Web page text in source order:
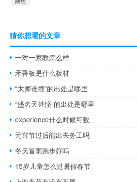
猜你想看的文章
一对一家教怎么样
禾香板是什么板材
“太师谁撞”的出处是哪里
“盛名天甚悭”的出处是哪里
experience什么时候可数
元宵节过后能出去务工吗
冬天冒雨跑步好吗
15岁儿童怎么过暑假春节